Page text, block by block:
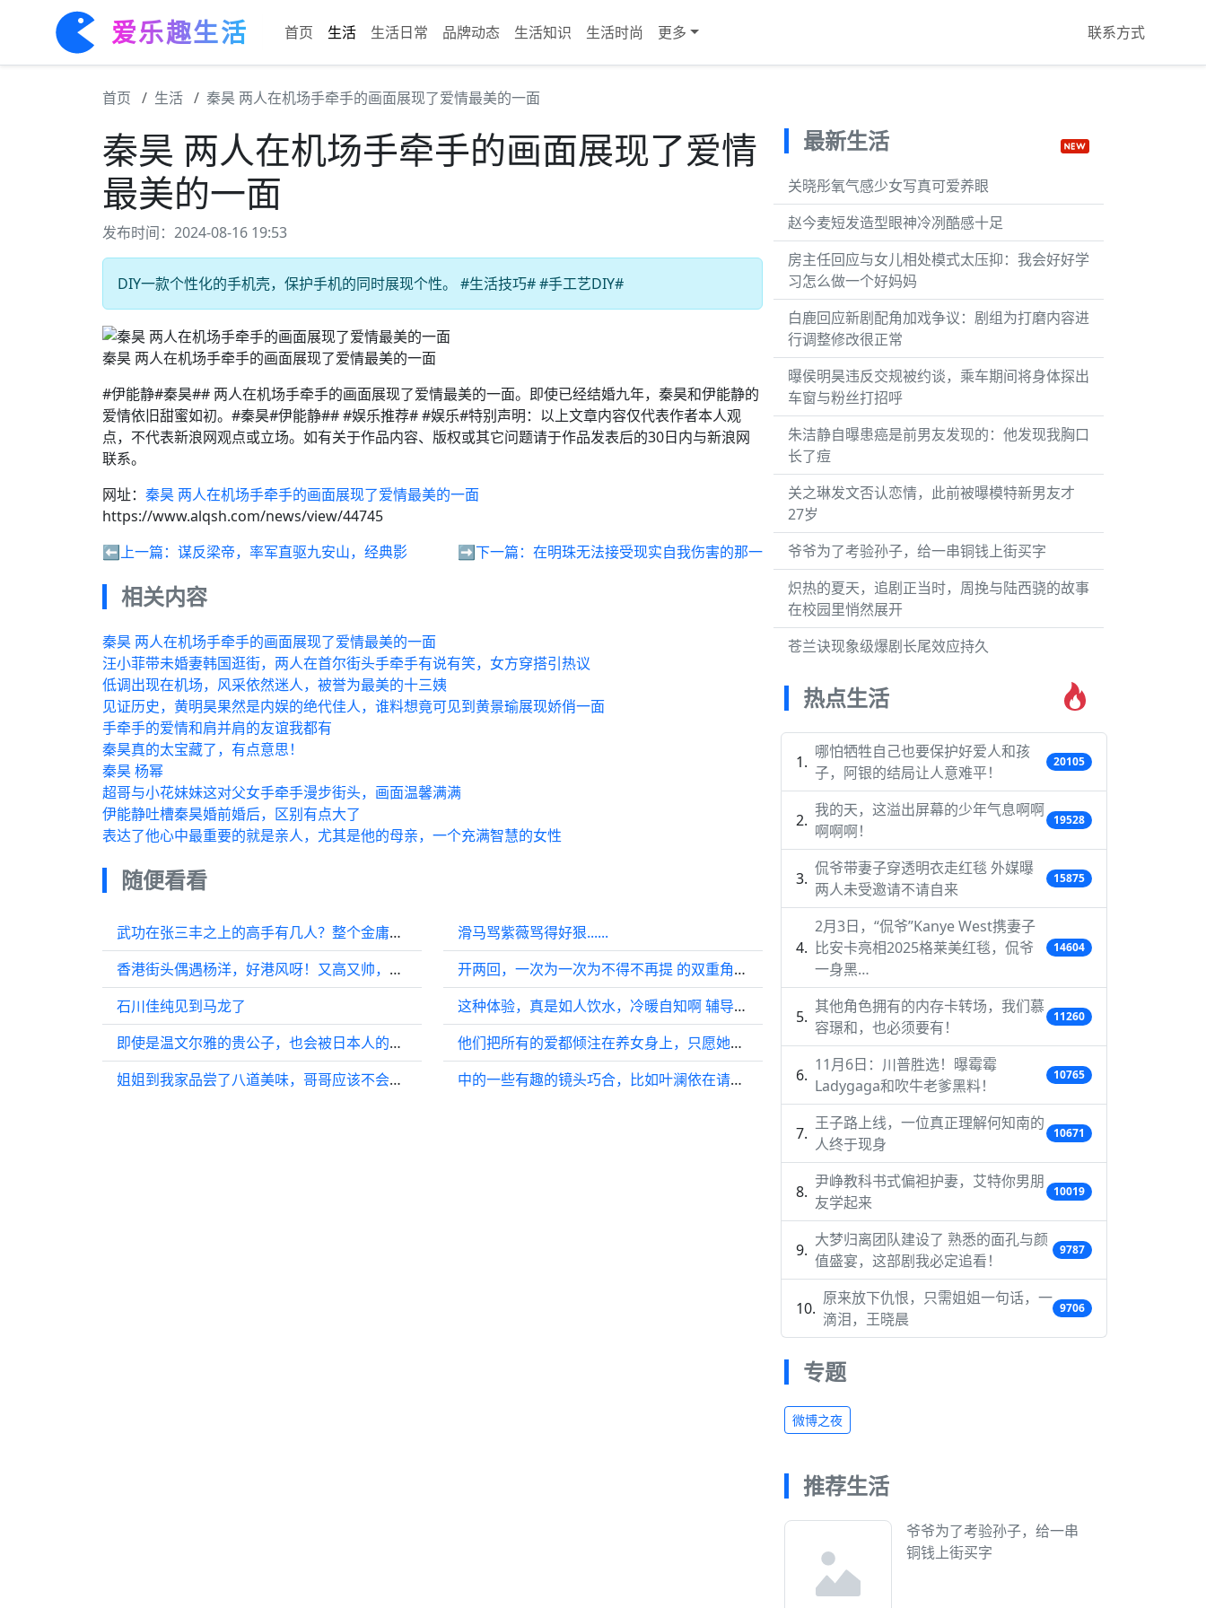
爱乐趣生活 首页 生活 生活日常 品牌动态 生活知识 生活时尚 更多 联系方式
首页 生活 秦昊 两人在机场手牵手的画面展现了爱情最美的一面
秦昊 两人在机场手牵手的画面展现了爱情
最美的一面
发布时间：2024-08-16 19:53
DIY一款个性化的手机壳，保护手机的同时展现个性。 #生活技巧# #手工艺DIY#
秦昊 两人在机场手牵手的画面展现了爱情最美的一面
#伊能静#秦昊## 两人在机场手牵手的画面展现了爱情最美的一面。即使已经结婚九年，秦昊和伊能静的
爱情依旧甜蜜如初。#秦昊#伊能静## #娱乐推荐# #娱乐#特别声明：以上文章内容仅代表作者本人观
点，不代表新浪网观点或立场。如有关于作品内容、版权或其它问题请于作品发表后的30日内与新浪网
联系。
网址： 秦昊 两人在机场手牵手的画面展现了爱情最美的一面
https://www.alqsh.com/news/view/44745
⬅️上一篇： 谋反梁帝，率军直驱九安山，经典影 ➡️下一篇： 在明珠无法接受现实自我伤害的那一
相关内容
秦昊 两人在机场手牵手的画面展现了爱情最美的一面
汪小菲带未婚妻韩国逛街，两人在首尔街头手牵手有说有笑，女方穿搭引热议
低调出现在机场，风采依然迷人，被誉为最美的十三姨
见证历史，黄明昊果然是内娱的绝代佳人，谁料想竟可见到黄景瑜展现娇俏一面
手牵手的爱情和肩并肩的友谊我都有
秦昊真的太宝藏了，有点意思！
秦昊 杨幂
超哥与小花妹妹这对父女手牵手漫步街头，画面温馨满满
伊能静吐槽秦昊婚前婚后，区别有点大了
表达了他心中最重要的就是亲人，尤其是他的母亲，一个充满智慧的女性
随便看看
武功在张三丰之上的高手有几人？整个金庸武侠，仅有3人
香港街头偶遇杨洋，好港风呀！又高又帅，人群中最靓的仔
石川佳纯见到马龙了
即使是温文尔雅的贵公子，也会被日本人的荒唐言论一秒点燃怒火
姐姐到我家品尝了八道美味，哥哥应该不会不高兴吧！
滑马骂紫薇骂得好狠......
开两回，一次为一次为不得不再提 的双重角色竟如此契合，与 的命运交织…
这种体验，真是如人饮水，冷暖自知啊 辅导作业的挑战
他们把所有的爱都倾注在养女身上，只愿她能快乐健康地成长…
中的一些有趣的镜头巧合，比如叶澜依在请安时竟然自己先坐下…
最新生活
关晓彤氧气感少女写真可爱养眼
赵今麦短发造型眼神冷冽酷感十足
房主任回应与女儿相处模式太压抑：我会好好学
习怎么做一个好妈妈
白鹿回应新剧配角加戏争议：剧组为打磨内容进
行调整修改很正常
曝侯明昊违反交规被约谈，乘车期间将身体探出
车窗与粉丝打招呼
朱洁静自曝患癌是前男友发现的：他发现我胸口
长了痘
关之琳发文否认恋情，此前被曝模特新男友才
27岁
爷爷为了考验孙子，给一串铜钱上街买字
炽热的夏天，追剧正当时，周挽与陆西骁的故事
在校园里悄然展开
苍兰诀现象级爆剧长尾效应持久
热点生活
哪怕牺牲自己也要保护好爱人和孩
子，阿银的结局让人意难平！
20105
我的天，这溢出屏幕的少年气息啊啊
啊啊啊！
19528
侃爷带妻子穿透明衣走红毯 外媒曝
两人未受邀请不请自来
15875
2月3日，“侃爷”Kanye West携妻子
比安卡亮相2025格莱美红毯，侃爷
一身黑…
14604
其他角色拥有的内存卡转场，我们慕
容璟和，也必须要有！
11260
11月6日：川普胜选！曝霉霉
Ladygaga和吹牛老爹黑料！
10765
王子路上线，一位真正理解何知南的
人终于现身
10671
尹峥教科书式偏袒护妻，艾特你男朋
友学起来
10019
大梦归离团队建设了 熟悉的面孔与颜
值盛宴，这部剧我必定追看！
9787
原来放下仇恨，只需姐姐一句话，一
滴泪，王晓晨
9706
专题
微博之夜
推荐生活
爷爷为了考验孙子，给一串
铜钱上街买字